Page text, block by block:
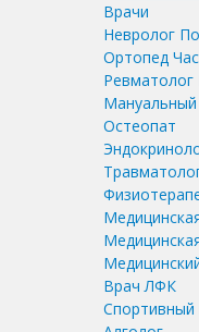
Врачи
Невролог
Ортопед
Ревматолог
Мануальный
Остеопат
Врач ЛФК
Спортивный